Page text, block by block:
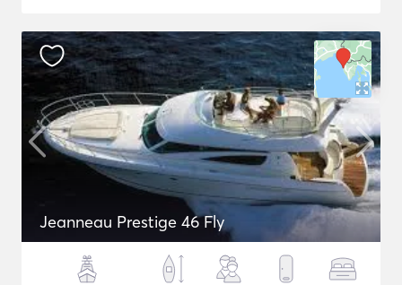
Jeanneau Prestige 46 Fly